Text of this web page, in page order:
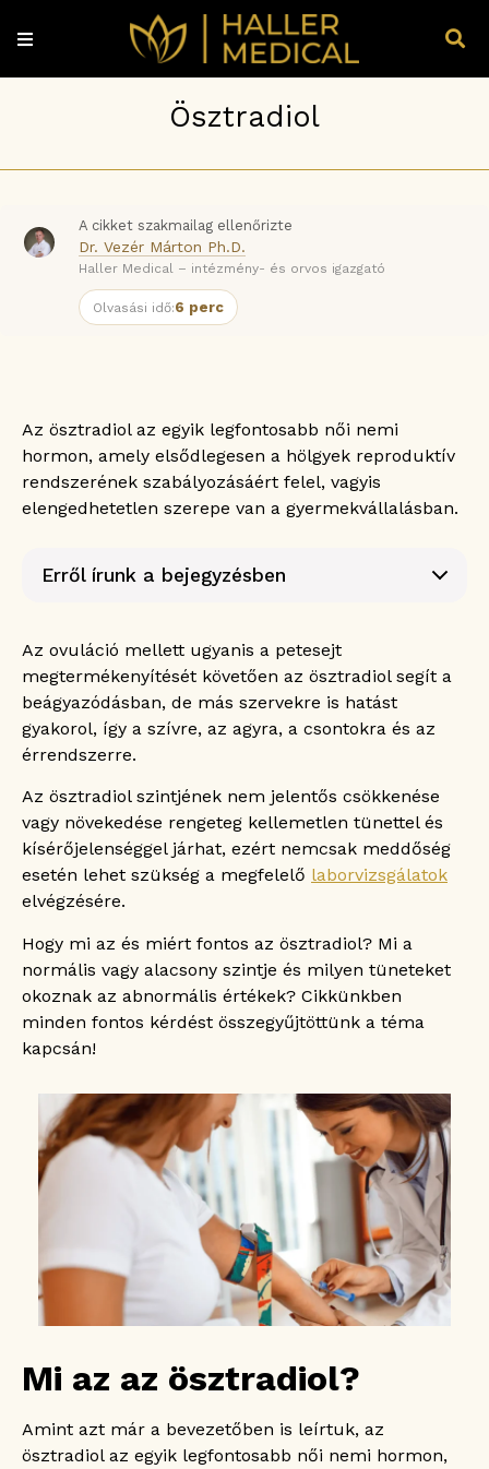
Ösztradiol
A cikket szakmailag ellenőrizte
Dr. Vezér Márton Ph.D.
Haller Medical – intézmény- és orvos igazgató
Olvasási idő:6 perc
Az ösztradiol az egyik legfontosabb női nemi
hormon, amely elsődlegesen a hölgyek reproduktív
rendszerének szabályozásáért felel, vagyis
elengedhetetlen szerepe van a gyermekvállalásban.
Erről írunk a bejegyzésben
Az ösztradiol szerepe
Nőknél
Férfiaknál
Ösztradiol vagy ösztrogén?
A normál ösztradiol szint
A magas ösztradiol szint
A magas ösztradiol szint tünetei nőknél:
A magas ösztradiol szint tünetei férfiaknál:
Hogyan mérhető az ösztradiol szintje?
szintjének ellenőrzésére?
Gyakran ismételt kérdések
Hogyan készüljünk az ösztradiol mérésre?
Hogyan értelmezhető a vérvétel
Mikor van szükség ösztradiolra
hormonpótló terápiaként?
Mennyi idő, míg kiderül az ösztradiol mérés
eredménye?
Az ovuláció mellett ugyanis a petesejt
megtermékenyítését követően az ösztradiol segít a
beágyazódásban, de más szervekre is hatást
gyakorol, így a szívre, az agyra, a csontokra és az
érrendszerre.
Az ösztradiol szintjének nem jelentős csökkenése
vagy növekedése rengeteg kellemetlen tünettel és
kísérőjelenséggel járhat, ezért nemcsak meddőség
esetén lehet szükség a megfelelő laborvizsgálatok
elvégzésére.
Hogy mi az és miért fontos az ösztradiol? Mi a
normális vagy alacsony szintje és milyen tüneteket
okoznak az abnormális értékek? Cikkünkben
minden fontos kérdést összegyűjtöttünk a téma
kapcsán!
Mi az az ösztradiol?
Amint azt már a bevezetőben is leírtuk, az
ösztradiol az egyik legfontosabb női nemi hormon,